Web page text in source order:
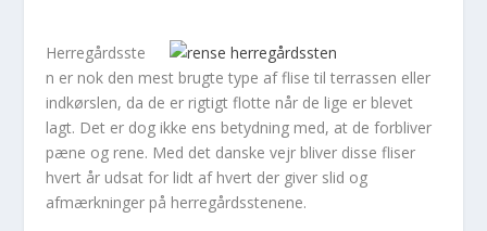
Herregårdsste
n er nok den mest brugte type af flise til terrassen eller
indkørslen, da de er rigtigt flotte når de lige er blevet
lagt. Det er dog ikke ens betydning med, at de forbliver
pæne og rene. Med det danske vejr bliver disse fliser
hvert år udsat for lidt af hvert der giver slid og
afmærkninger på herregårdsstenene.